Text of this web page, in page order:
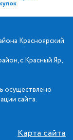
Красноярский
с.Красный Яр,
осуществлено
сайта.
Карта сайта